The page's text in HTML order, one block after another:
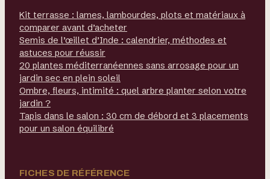
Kit terrasse : lames, lambourdes, plots et matériaux à
comparer avant d’acheter
Semis de l’œillet d’Inde : calendrier, méthodes et
astuces pour réussir
20 plantes méditerranéennes sans arrosage pour un
jardin sec en plein soleil
Ombre, fleurs, intimité : quel arbre planter selon votre
jardin ?
Tapis dans le salon : 30 cm de débord et 3 placements
pour un salon équilibré
FICHES DE RÉFÉRENCE